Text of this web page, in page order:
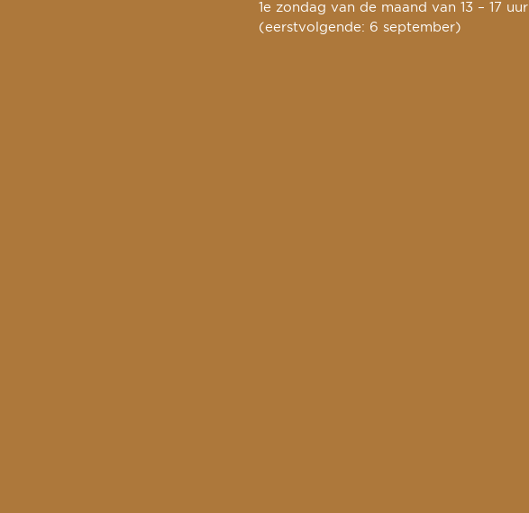
1e zondag van de maand van 13 – 17 uur
(eerstvolgende: 6 september)